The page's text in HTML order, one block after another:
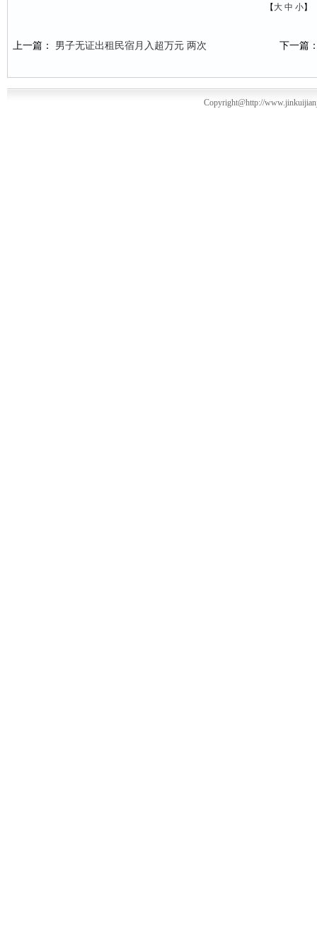
【 大 中 小】
上一篇： 男子无证出租民宿月入超万元 两次 下一篇
Copyright@http://